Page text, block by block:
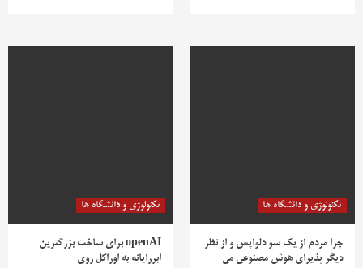
تکنولوژی و دانشگاه ها
چرا مردم از یک سو دلواپس و از نظر
دیگر پذیرای هوش مصنوعی می
تکنولوژی و دانشگاه ها
openAI برای ساخت بزرگترین
ابررایانه به اوراکل روی